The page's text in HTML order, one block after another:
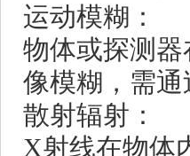
运动模糊：
物体或探测
像模糊，需
散射辐射：
X射线在物体